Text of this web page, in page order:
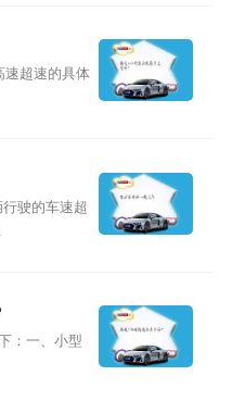
速超速的具体
驶的车速超
：一、小型